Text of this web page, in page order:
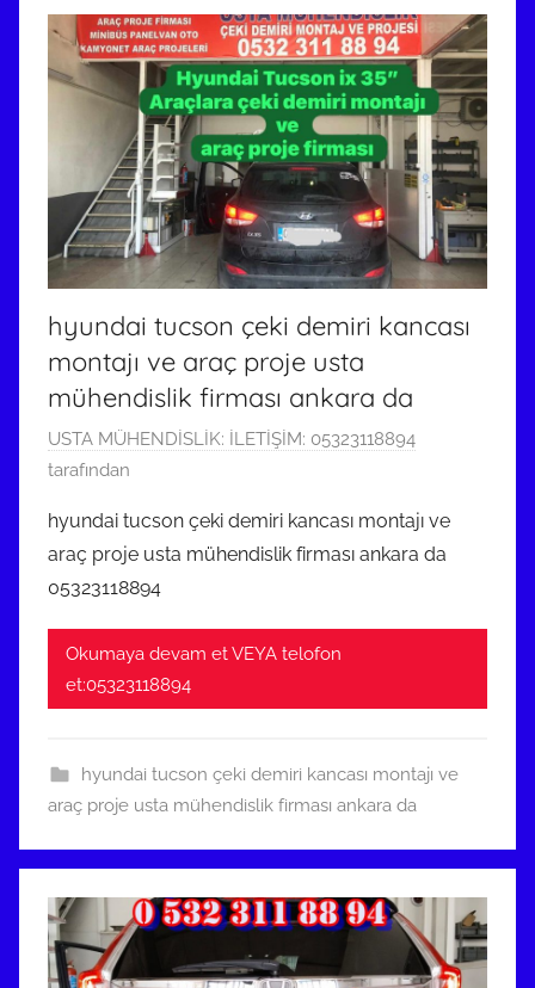
n
e
d
r
l
m
i
hyundai tucson çeki demiri kancası
montajı ve araç proje usta
mühendislik firması ankara da
1
1
r
a
l
ı
3
t
r
i
h
i
USTA MÜHENDİSLİK: İLETİŞİM: 05323118894
tarafından
hyundai tucson çeki demiri kancası montajı ve
araç proje usta mühendislik firması ankara da
05323118894
Okumaya devam et VEYA telofon
et:05323118894
hyundai tucson çeki demiri kancası montajı ve
araç proje usta mühendislik firması ankara da